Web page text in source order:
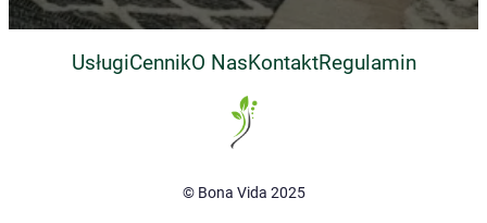
UsługiCennikO NasKontaktRegulamin
© Bona Vida 2025